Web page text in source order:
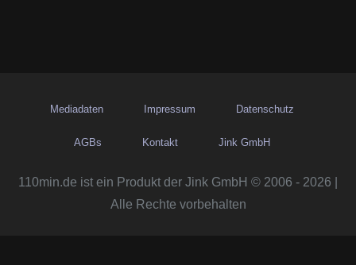
Mediadaten Impressum Datenschutz
AGBs Kontakt Jink GmbH
110min.de ist ein Produkt der Jink GmbH © 2006 - 2026 |
Alle Rechte vorbehalten